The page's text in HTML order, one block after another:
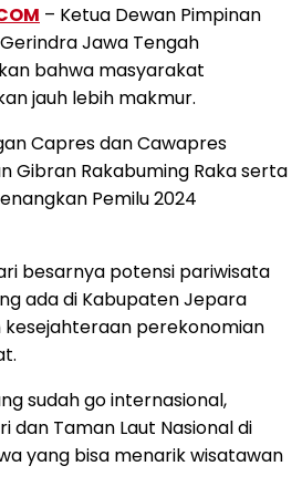
– Ketua Dewan Pimpinan
Jawa Tengah
bahwa masyarakat
jauh lebih makmur.
Capres dan Cawapres
Gibran Rakabuming Raka serta
Pemilu 2024
besarnya potensi pariwisata
ada di Kabupaten Jepara
perekonomian
sudah go internasional,
dan Taman Laut Nasional di
yang bisa menarik wisatawan